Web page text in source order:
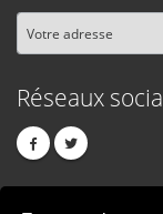
Réseaux